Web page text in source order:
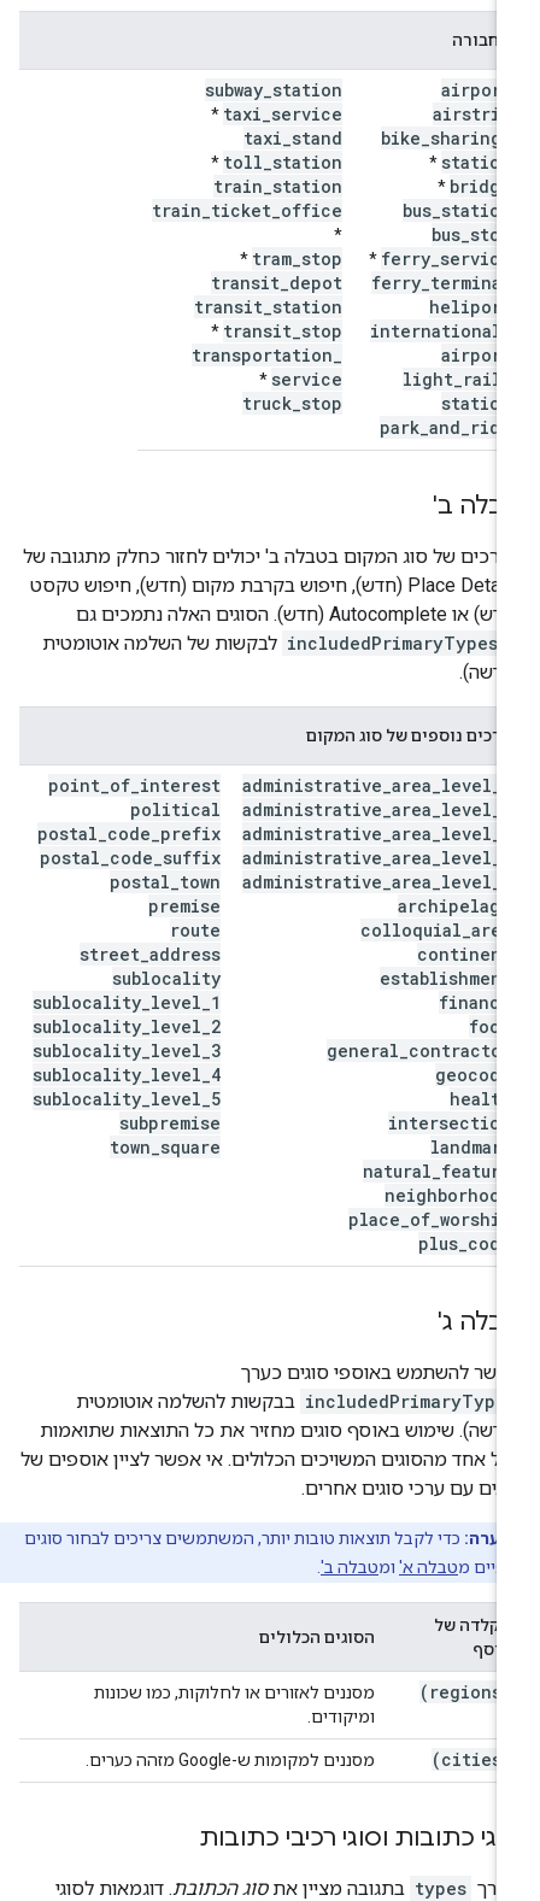
תחבורה
airport
airstrip
bike_sharing
station
*
bridge
*
bus_station
bus_
ferry_service
*
ferry_terminal
heliport
international
airport
light_rail
station
park_and_
subway_station
taxi_service
*
taxi_stand
toll_station
*
train_station
train_ticket_office
tram_stop
*
transit_depot
transit_station
transit_stop
*
transportation
service
*
truck_stop
ב'
של סוג המקום בטבלה ב' יכולים לחזור כחלק מתגובה של
Place Details (חדש), חיפוש בקרבת מקום (חדש), חיפוש טקסט
(חדש) או Autocomplete (חדש). הסוגים האלה נתמכים גם
includedPrimaryTypes לבקשות של השלמה אוטומטית
ערכים נוספים של סוג המקום
administrative_area_level
administrative_area_level
administrative_area_level
administrative_area_level
administrative_area_level
archipelago
colloquial_
continent
establishment
finance
general_contractor
geocode
health
intersection
landmark
natural_feature
neighborhood
place_ of_worship
plus_
point_ of_interest
political
postal_code_prefix
postal_code_suffix
postal_town
premise
route
street_address
sublocality
sublocality_level
sublocality_level
sublocality_level
sublocality_level
sublocality_level
subpremise
town_square
ג'
להשתמש באוספי סוגים כערך
בבקשות להשלמה אוטומטית
שימוש באוסף סוגים מחזיר את כל התוצאות שתואמות
אחד מהסוגים המשויכים הכלולים. אי אפשר לציין אוספים של
עם ערכי סוגים אחרים.
הערה:כדי לקבל תוצאות טובות יותר, המשתמשים צריכים לבחור סוגים
מטבלה א'ומטבלה ב'.
הקלדה של
הסוגים הכלולים
(regions)
מסננים לאזורים או לחלוקות, כמו שכונות
ומיקודים.
(cities) מסננים למקומות ש-Google מזהה כערים.
כתובות וסוגי רכיבי כתובות
types בתגובה מציין אתסוג הכתובת. דוגמאות לסוגי